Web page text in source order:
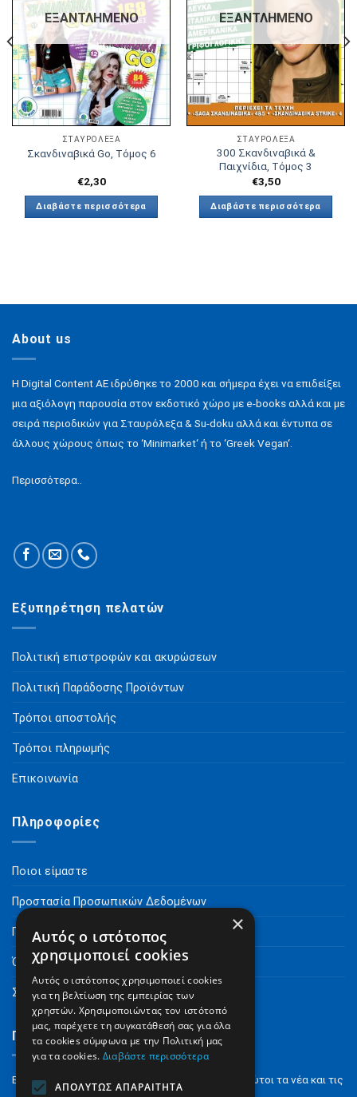
ΕΞΑΝΤΛΗΜΈΝΟ
ΣΤΑΥΡΟΛΕΞΑ
Σκανδιναβικά Go, Τόμος 6
€2,30
Διαβάστε περισσότερα
ΕΞΑΝΤΛΗΜΈΝΟ
ΣΤΑΥΡΟΛΕΞΑ
300 Σκανδιναβικά &
Παιχνίδια, Τόμος 3
€3,50
Διαβάστε περισσότερα
About us
H Digital Content ΑΕ ιδρύθηκε το 2000 και σήμερα έχει να επιδείξει
μια αξιόλογη παρουσία στον εκδοτικό χώρο με e-books αλλά και με
σειρά περιοδικών για Σταυρόλεξα & Su-doku αλλά και έντυπα σε
άλλους χώρους όπως το ‘Minimarket‘ ή το ‘Greek Vegan‘.
Περισσότερα..
Εξυπηρέτηση πελατών
Πολιτική επιστροφών και ακυρώσεων
Πολιτική Παράδοσης Προϊόντων
Τρόποι αποστολής
Τρόποι πληρωμής
Επικοινωνία
Πληροφορίες
Ποιοι είμαστε
Προστασία Προσωπικών Δεδομένων
Πνευματικά Δικαιώματα
Όροι Χρήσης
Συχνές Ερωτήσεις
Γραφτείτε στο Newsletter
Εγγραφείτε στο NewsLetter για να μαθαίνετε πρώτοι τα νέα και τις
×
Αυτός ο ιστότοπος
χρησιμοποιεί cookies
Αυτός ο ιστότοπος χρησιμοποιεί cookies
για τη βελτίωση της εμπειρίας των
χρηστών. Χρησιμοποιώντας τον ιστότοπό
μας, παρέχετε τη συγκατάθεσή σας για όλα
τα cookies σύμφωνα με την Πολιτική μας
για τα cookies. Διαβάστε περισσότερα
ΑΠΟΛΎΤΩΣ ΑΠΑΡΑΊΤΗΤΑ